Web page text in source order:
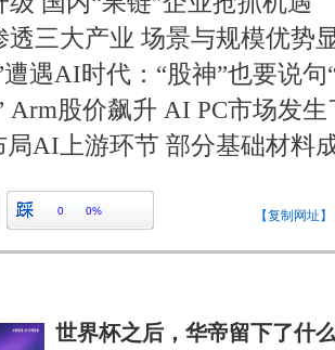
透三大产业 场景与规模优势
遇AI时代：“股神”也要说句
Arm股价飙升 AI PC市场发
局AI上游环节 部分基础材料
0 0% 【复制网址】
世界杯之后，华帝留下了什